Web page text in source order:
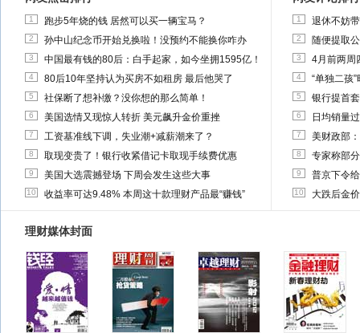
1 跑步5年烧的钱 居然可以买一辆宝马？
2 孙中山纪念币开始兑换啦！没预约不能换你咋办
3 中国最有钱的80后：白手起家，如今坐拥1595亿！
4 80后10年坚持认为买房不如租房 最后他哭了
5 社保断了想补缴？没你想的那么简单！
6 美国选情又现惊人转折 美元飙升金价重挫
7 工资基准线下调，失业潮+减薪潮来了？
8 取现变贵了！银行收紧借记卡取现手续费优惠
9 美国大选震撼登场 下周会发生这些大事
10 收益率可达9.48% 本周这十款理财产品最“赚钱”
1 退休不妨
2 随便提取
3 4月前两周
4 “单独二孩
5 银行提首
6 日均销量
7 美财政部
8 专家称部
9 普京下令
10 大跌后金
理财媒体封面